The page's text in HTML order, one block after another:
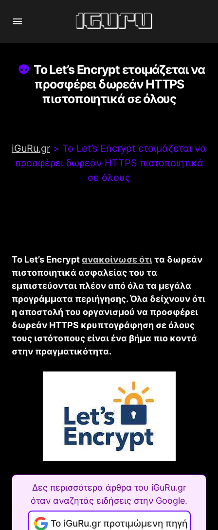
Το Let’s Encrypt ετοιμάζεται να
προσφέρει δωρεάν HTTPS
πιστοποιητικά σε όλους
iGuRu.gr > Το Let’s Encrypt ετοιμάζεται να
προσφέρει δωρεάν HTTPS πιστοποιητικά
σε όλους
Το Let’s Encryptανακοίνωσε ότιτα δωρεάν
πιστοποιητικά ασφαλείας του τα
εμπιστεύονται πλέον από όλα τα μεγάλα
προγράμματα περιήγησης. Όλα δείχνουν ότι
η αποστολή του οργανισμού να προσφέρει
δωρεάν HTTPS κρυπτογράφηση σε όλους
τους ιστότοπους είναι ένα βήμα πιο κοντά
στην πραγματικότητα.
Δες περισσότερα άρθρα του iGuRu.gr
όταν αναζητάς ειδήσεις στην Google.
Το iGuRu.gr προτιμώμενη πηγή